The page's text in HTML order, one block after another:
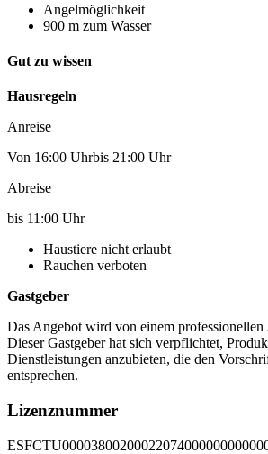
Angelmöglichkeit
900 m zum Wasser
Gut zu wissen
Hausregeln
Anreise
Von 16:00 Uhrbis 21:00 Uhr
Abreise
bis 11:00 Uhr
Haustiere nicht erlaubt
Rauchen verboten
Gastgeber
Das Angebot wird von einem professionellen
Dieser Gastgeber hat sich verpflichtet,
Dienstleistungen anzubieten, die den
entsprechen.
Lizenznummer